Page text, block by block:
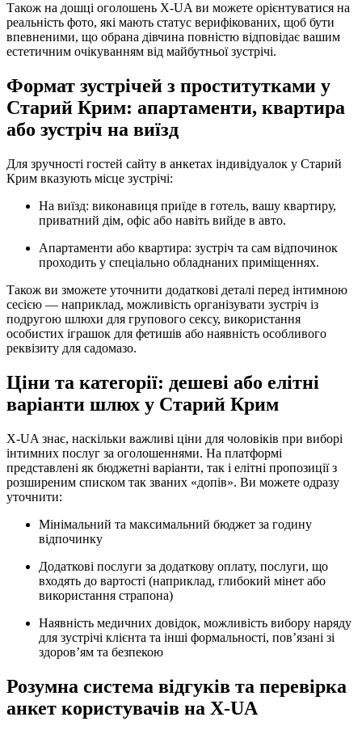
Також на дошці оголошень X-UA ви можете орієнтуватися на
реальність фото, які мають статус верифікованих, щоб бути
впевненими, що обрана дівчина повністю відповідає вашим
естетичним очікуванням від майбутньої зустрічі.
Формат зустрічей з проститутками у
Старий Крим: апартаменти, квартира
або зустріч на виїзд
Для зручності гостей сайту в анкетах індивідуалок у Старий
Крим вказують місце зустрічі:
На виїзд: виконавиця приїде в готель, вашу квартиру,
приватний дім, офіс або навіть вийде в авто.
Апартаменти або квартира: зустріч та сам відпочинок
проходить у спеціально обладнаних приміщеннях.
Також ви зможете уточнити додаткові деталі перед інтимною
сесією — наприклад, можливість організувати зустріч із
подругою шлюхи для групового сексу, використання
особистих іграшок для фетишів або наявність особливого
реквізиту для садомазо.
Ціни та категорії: дешеві або елітні
варіанти шлюх у Старий Крим
X-UA знає, наскільки важливі ціни для чоловіків при виборі
інтимних послуг за оголошеннями. На платформі
представлені як бюджетні варіанти, так і елітні пропозиції з
розширеним списком так званих «допів». Ви можете одразу
уточнити:
Мінімальний та максимальний бюджет за годину
відпочинку
Додаткові послуги за додаткову оплату, послуги, що
входять до вартості (наприклад, глибокий мінет або
використання страпона)
Наявність медичних довідок, можливість вибору наряду
для зустрічі клієнта та інші формальності, пов’язані зі
здоров’ям та безпекою
Розумна система відгуків та перевірка
анкет користувачів на X-UA